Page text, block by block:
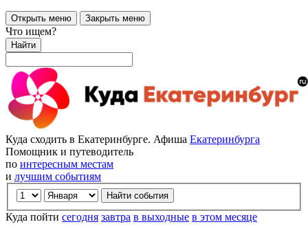
Открыть меню Закрыть меню
Что ищем?
Найти
Куда сходить в Екатеринбурге. Афиша Екатеринбурга
Помощник и путеводитель
по интересным местам
и лучшим событиям
Куда пойти сегодня завтра в выходные в этом месяце